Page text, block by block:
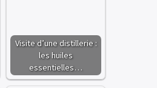
Visite d’une distillerie :
les huiles
essentielles…